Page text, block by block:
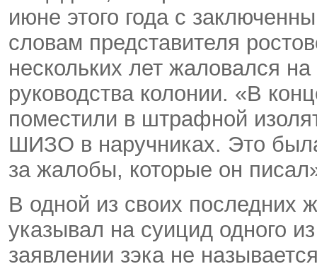
июне этого года с
словам представителя
нескольких лет жаловался
руководства колонии. «В
поместили в штрафной
ШИЗО в наручниках. Это
за жалобы, которые он
В одной из своих последних
указывал на суицид одного
заявлении зэка не